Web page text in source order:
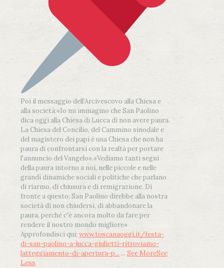
Poi il messaggio dell’Arcivescovo alla Chiesa e
alla società:«Io mi immagino che San Paolino
dica oggi alla Chiesa di Lucca di non avere paura.
La Chiesa del Concilio, del Cammino sinodale e
del magistero dei papi è una Chiesa che non ha
paura di confrontarsi con la realtà per portare
l'annuncio del Vangelo».«Vediamo tanti segni
della paura intorno a noi, nelle piccole e nelle
grandi dinamiche sociali e politiche che parlano
di riarmo, di chiusura e di remigrazione. Di
fronte a questo, San Paolino direbbe alla nostra
società di non chiudersi, di abbandonare la
paura, perché c'è ancora molto da fare per
rendere il nostro mondo migliore»
Approfondisci qui: www.toscanaoggi.it/festa-
di-san-paolino-a-lucca-giulietti-ritroviamo-
latteggiamento-di-apertura-p... ... See MoreSee
Less